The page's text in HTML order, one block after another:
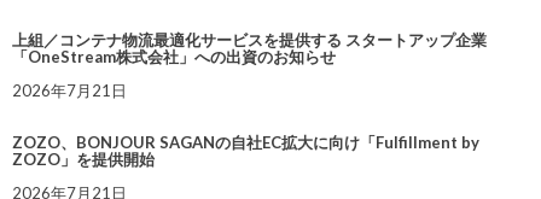
上組／コンテナ物流最適化サービスを提供する スタートアップ企業
「OneStream株式会社」への出資のお知らせ
2026年7月21日
ZOZO、BONJOUR SAGANの自社EC拡大に向け「Fulfillment by
ZOZO」を提供開始
2026年7月21日